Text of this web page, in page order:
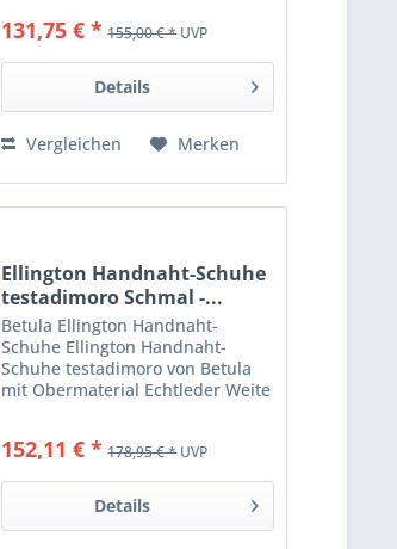
Leder/Stretch
Produkteigenschaften:
Weichbettung Wechselfußbett.
131,75 € * 155,00 € *UVP
Details
Vergleichen Merken
Ellington Handnaht-Schuhe
testadimoro Schmal -...
Betula Ellington Handnaht-
Schuhe Ellington Handnaht-
Schuhe testadimoro von Betula
mit Obermaterial Echtleder Weite
bestellen. Hersteller: Betula
152,11 € * 178,95 € *UVP
Details